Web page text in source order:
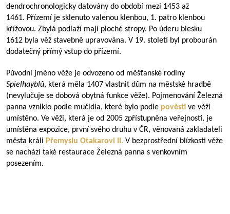
dendrochronologicky datovány do období mezi 1453 až
1461. Přízemí je sklenuto valenou klenbou, 1. patro klenbou
křížovou. Zbylá podlaží mají ploché stropy. Po úderu blesku
1612 byla věž stavebně upravována. V 19. století byl probourán
dodatečný přímý vstup do přízemí.
Původní jméno věže je odvozeno od měšťanské rodiny
Spielhayblů, která měla 1407 vlastnit dům na městské hradbě
(nevylučuje se dobová obytná funkce věže). Pojmenování Železná
panna vzniklo podle mučidla, které bylo podle pověsti ve věži
umístěno. Ve věži, která je od 2005 zpřístupněna veřejnosti, je
umístěna expozice, první svého druhu v ČR, věnovaná zakladateli
města králi Přemyslu Otakarovi II. V bezprostřední blízkosti věže
se nachází také restaurace Železná panna s venkovním
posezením.